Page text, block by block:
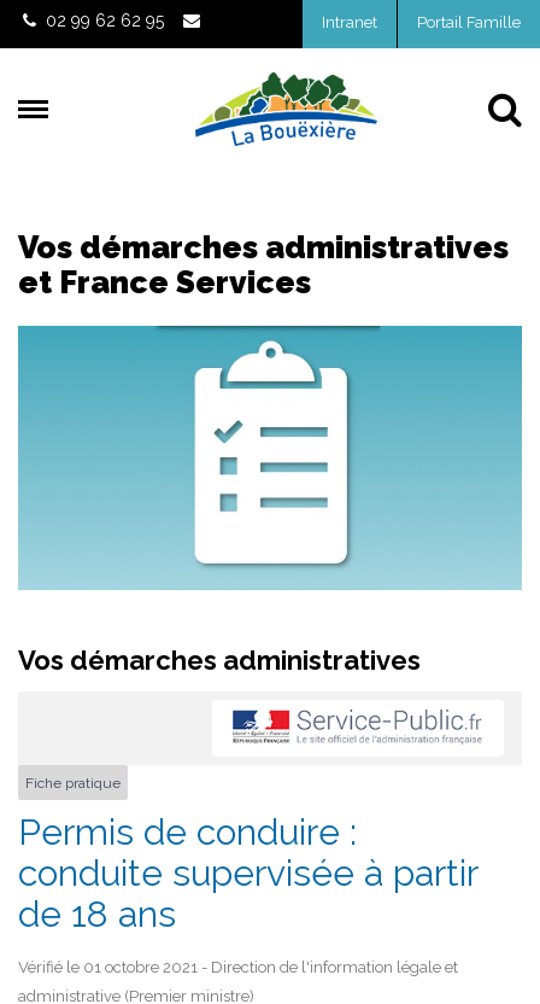
Gestion des traceurs
02 99 62 62 95 Intranet Portail Famille
Vos démarches administratives
et France Services
Vos démarches administratives
Fiche pratique
Permis de conduire :
conduite supervisée à partir
de 18 ans
Vérifié le 01 octobre 2021 - Direction de l'information légale et
administrative (Premier ministre)